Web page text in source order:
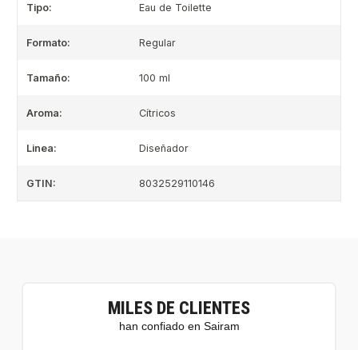
Tipo: Eau de Toilette
Formato: Regular
Tamaño: 100 ml
Aroma: Cítricos
Linea: Diseñador
GTIN: 8032529110146
MILES DE CLIENTES
han confiado en Sairam